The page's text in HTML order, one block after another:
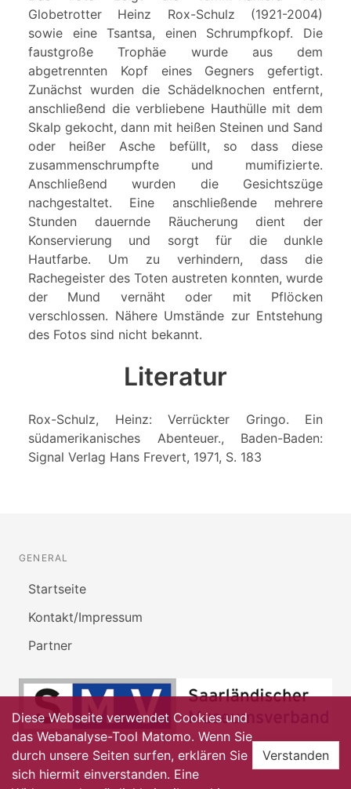
Globetrotter Heinz Rox-Schulz (1921-2004)
sowie eine Tsantsa, einen Schrumpfkopf. Die
faustgroße Trophäe wurde aus dem
abgetrennten Kopf eines Gegners gefertigt.
Zunächst wurden die Schädelknochen entfernt,
anschließend die verbliebene Hauthülle mit dem
Skalp gekocht, dann mit heißen Steinen und Sand
oder heißer Asche befüllt, so dass diese
zusammenschrumpfte und mumifizierte.
Anschließend wurden die Gesichtszüge
nachgestaltet. Eine anschließende mehrere
Stunden dauernde Räucherung dient der
Konservierung und sorgt für die dunkle
Hautfarbe. Um zu verhindern, dass die
Rachegeister des Toten austreten konnten, wurde
der Mund vernäht oder mit Pflöcken
verschlossen. Nähere Umstände zur Entstehung
des Fotos sind nicht bekannt.
Literatur
Rox-Schulz, Heinz: Verrückter Gringo. Ein
südamerikanisches Abenteuer., Baden-Baden:
Signal Verlag Hans Frevert, 1971, S. 183
GENERAL
Startseite
Kontakt/Impressum
Partner
Diese Webseite verwendet Cookies und
das Webanalyse-Tool Matomo. Wenn Sie
durch unsere Seiten surfen, erklären Sie
sich hiermit einverstanden. Eine
Verstanden